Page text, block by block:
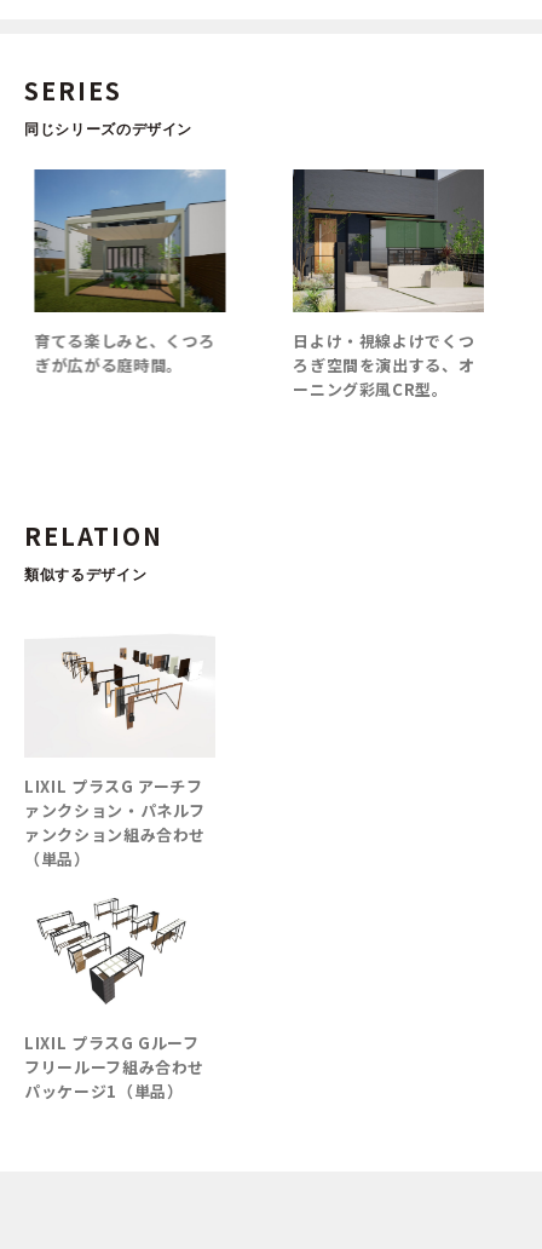
SERIES
同じシリーズのデザイン
育てる楽しみと、くつろ
ぎが広がる庭時間。
日よけ・視線よけでくつ
ろぎ空間を演出する、オ
ーニング彩風CR型。
RELATION
類似するデザイン
LIXIL プラスG アーチフ
ァンクション・パネルフ
ァンクション組み合わせ
（単品）
LIXIL プラスG Gルーフ
フリールーフ組み合わせ
パッケージ1（単品）